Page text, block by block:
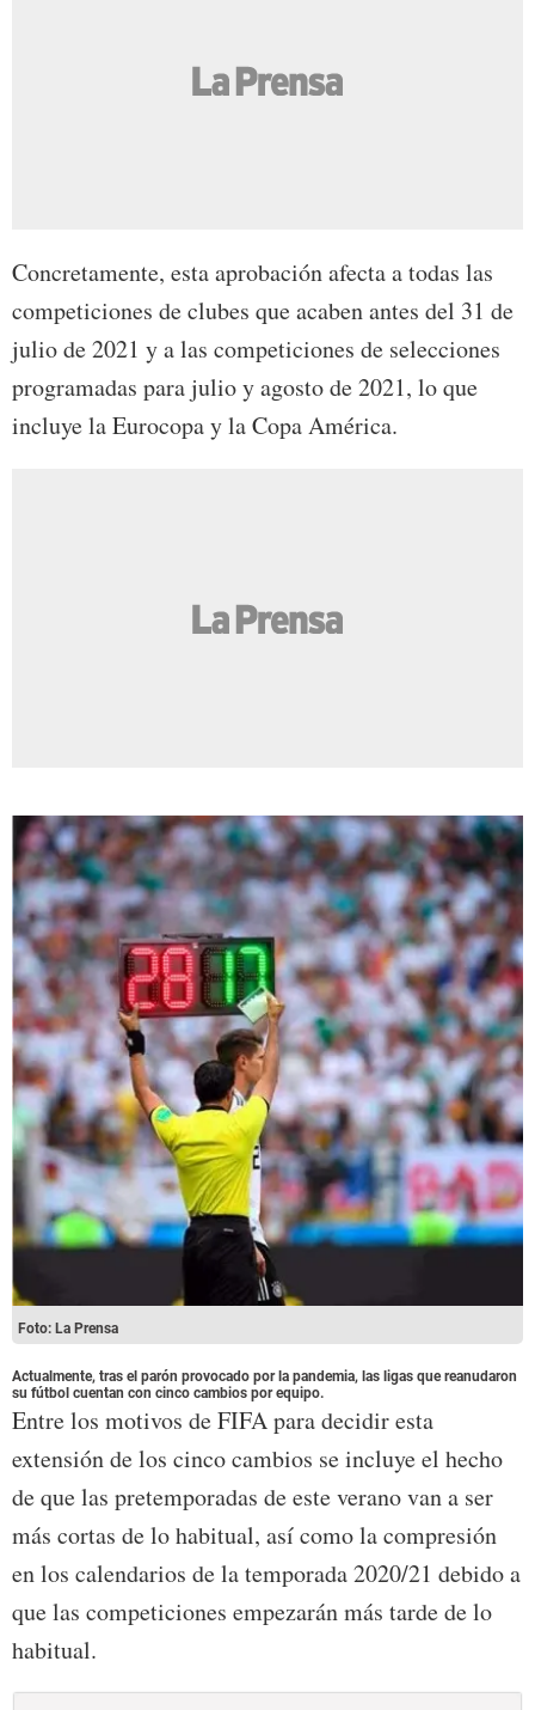
Concretamente, esta aprobación afecta a todas las
competiciones de clubes que acaben antes del 31 de
julio de 2021 y a las competiciones de selecciones
programadas para julio y agosto de 2021, lo que
incluye la Eurocopa y la Copa América.
Foto: La Prensa
Actualmente, tras el parón provocado por la pandemia, las ligas que reanudaron
su fútbol cuentan con cinco cambios por equipo.
Entre los motivos de FIFA para decidir esta
extensión de los cinco cambios se incluye el hecho
de que las pretemporadas de este verano van a ser
más cortas de lo habitual, así como la compresión
en los calendarios de la temporada 2020/21 debido a
que las competiciones empezarán más tarde de lo
habitual.